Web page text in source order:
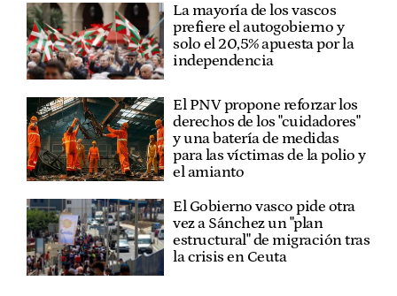
La mayoría de los vascos
prefiere el autogobierno y
solo el 20,5% apuesta por la
independencia
El PNV propone reforzar los
derechos de los "cuidadores"
y una batería de medidas
para las víctimas de la polio y
el amianto
El Gobierno vasco pide otra
vez a Sánchez un "plan
estructural" de migración tras
la crisis en Ceuta